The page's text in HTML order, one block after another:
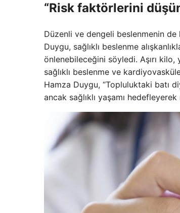
“Risk faktörlerini
Düzenli ve dengeli beslenmenin de
Duygu, sağlıklı beslenme
önlenebileceğini söyledi. Aşırı
sağlıklı beslenme ve
Hamza Duygu, “Topluluktaki batı
ancak sağlıklı yaşamı